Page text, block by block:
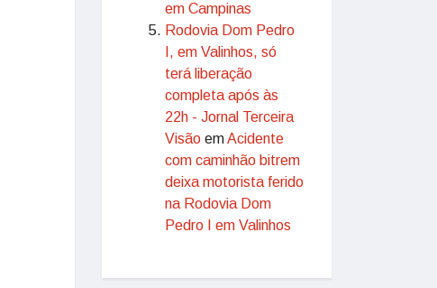
em Campinas
Rodovia Dom Pedro
I, em Valinhos, só
terá liberação
completa após às
22h - Jornal Terceira
Visão emAcidente
com caminhão bitrem
deixa motorista ferido
na Rodovia Dom
Pedro I em Valinhos